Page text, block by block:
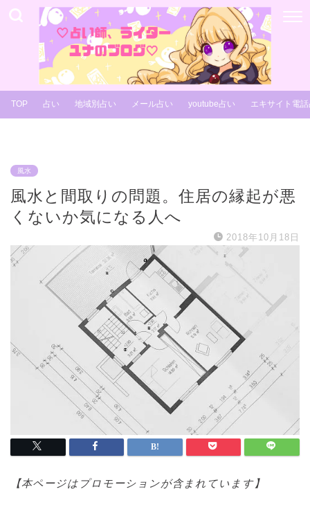
TOP 占い 地域別占い メール占い youtube占い エキサイト電
風水
風水と間取りの問題。住居の縁起が悪
くないか気になる人へ
2018年10月18日
【本ページはプロモーションが含まれています】